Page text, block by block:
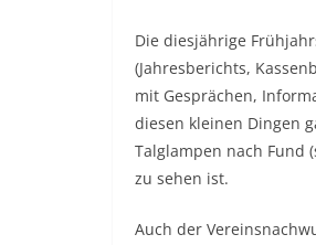
Die diesjährige
(Jahresberichts,
mit Gesprächen,
diesen kleinen Dingen
Talglampen nach Fund
zu sehen ist.
Auch der